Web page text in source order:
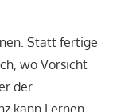
Statt fertige
wo Vorsicht
der